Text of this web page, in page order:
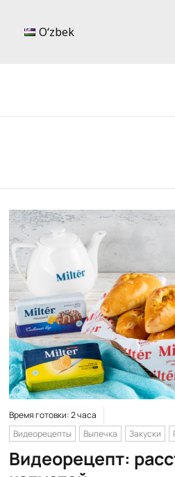
Oʻzbek
Время готовки: 2 часа
Видеорецепты
Выпечка Закуски
Видеорецепт: